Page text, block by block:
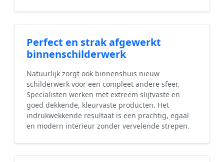
Perfect en strak afgewerkt
binnenschilderwerk
Natuurlijk zorgt ook binnenshuis nieuw
schilderwerk voor een compleet andere sfeer.
Specialisten werken met extreem slijtvaste en
goed dekkende, kleurvaste producten. Het
indrukwekkende resultaat is een prachtig, egaal
en modern interieur zonder vervelende strepen.